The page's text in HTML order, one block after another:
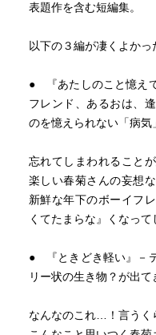
表題作を含む短編集。
以下の３編が凄くよかっ
● 『あたしのこと憶え
フレンド、あるおは、
のを憶えられない「病気
忘れてしまわれること
楽しい春菊さんの妄想
新鮮な年下のボーイフ
くてたまらな』くなって
● 『ときどき軽い』－
リー状の生き物？が出て
なんなのこれ…！言うく